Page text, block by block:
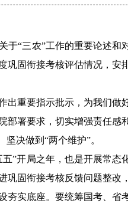
于“三农”工作的重要论述和
巩固衔接考核评估情况，安
重要指示批示，为我们做
部署要求，切实增强责任感
决做到“两个维护”。
开局之年，也是开展常态
巩固衔接考核反馈问题整改
夯实底座。要统筹国考、省